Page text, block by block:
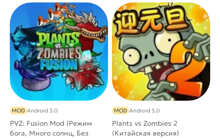
PVZ: Fusion Mod (Режим
бога, Много солнц, Без
MOD Android 5.0
Plants vs Zombies 2
(Китайская версия)
MOD Android 5.0